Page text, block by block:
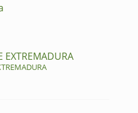
EXTREMADURA